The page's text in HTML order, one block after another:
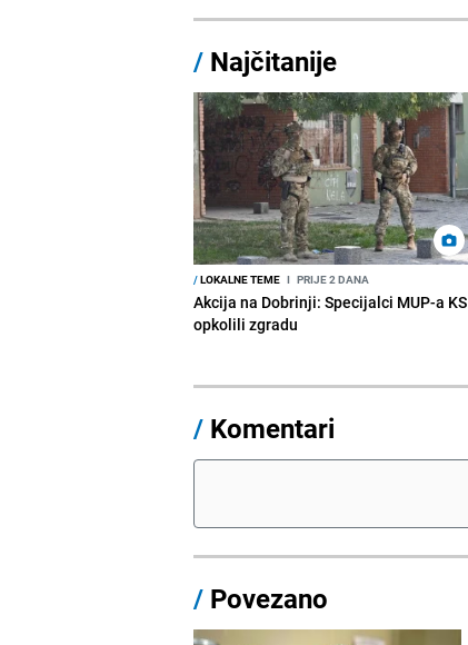
/ Najčitanije
/LOKALNE TEME I PRIJE 2 DANA
Akcija na Dobrinji: Specijalci MUP-a KS
opkolili zgradu
/ Komentari
/ Povezano